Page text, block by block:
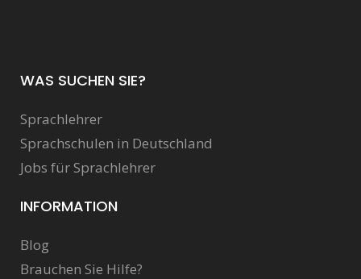
WAS SUCHEN SIE?
Sprachlehrer
Sprachschulen in Deutschland
Jobs für Sprachlehrer
INFORMATION
Blog
Brauchen Sie Hilfe?